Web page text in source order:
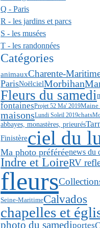
Q - Paris
R - les jardins et parcs
S - les musées
T - les randonnées
Catégories
animauxCharente-
ParisNoëlcielMorbihan
Fleurs du samedi
fontainesProjet 52 Ma' 2019Maine
maisonsLundi Soleil 2019chats
abbayes, monastères, prieurés
Finistèreciel du
Ma photo préféréenews du
Indre et LoireRV
fleurs
Seine-MaritimeCalvados
chapelles et
photo du samediportes